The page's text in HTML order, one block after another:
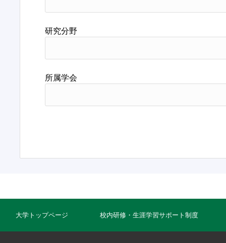
研究分野
所属学会
大学トップページ 校内研修・生涯学習サポート制度